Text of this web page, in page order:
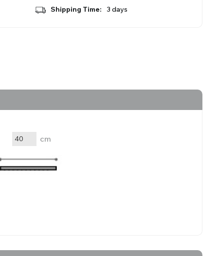
Roller Blinds Dual
Motorization
Acessórios - Cortinas
Shipping Time: 3 days
cm